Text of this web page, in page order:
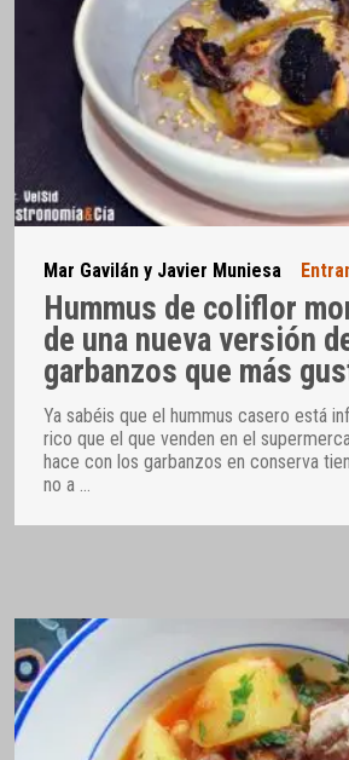
Mar Gavilán y Javier Muniesa
Hummus de coliflor
de una nueva versión
garbanzos que más
Ya sabéis que el hummus casero está
rico que el que venden en el
hace con los garbanzos en conserva
no a …